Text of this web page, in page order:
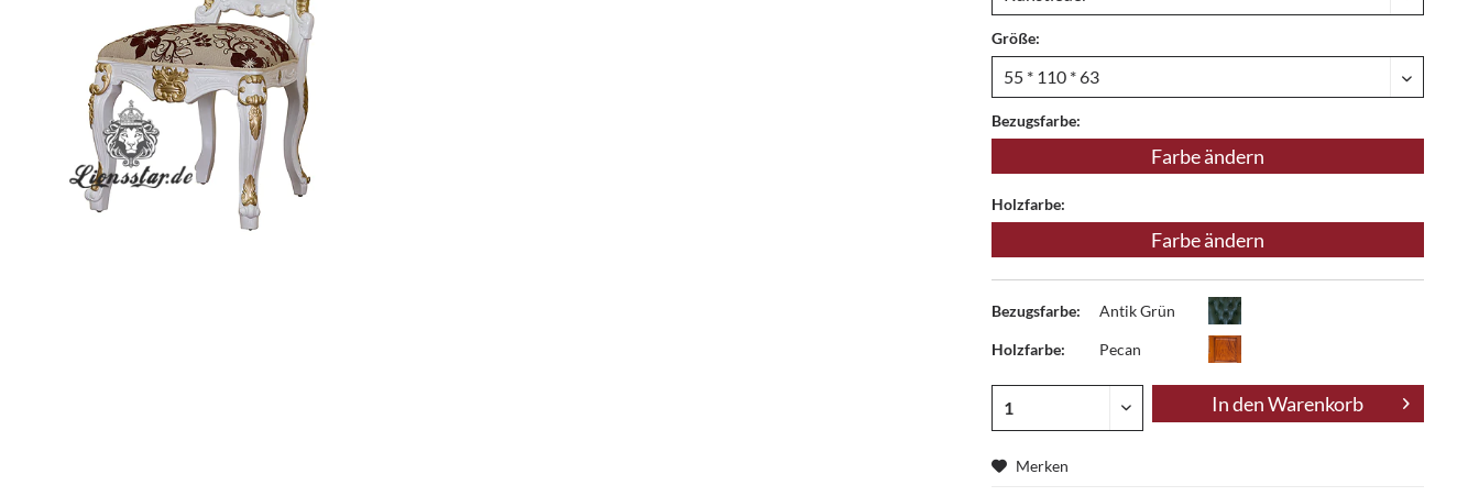
Größe:
Bezugsfarbe:
Farbe ändern
Holzfarbe:
Farbe ändern
Bezugsfarbe: Antik Grün
Holzfarbe: Pecan
In denWarenkorb
Merken